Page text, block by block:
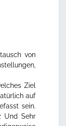
von
Ziel
auf
sein.
Und Sehr